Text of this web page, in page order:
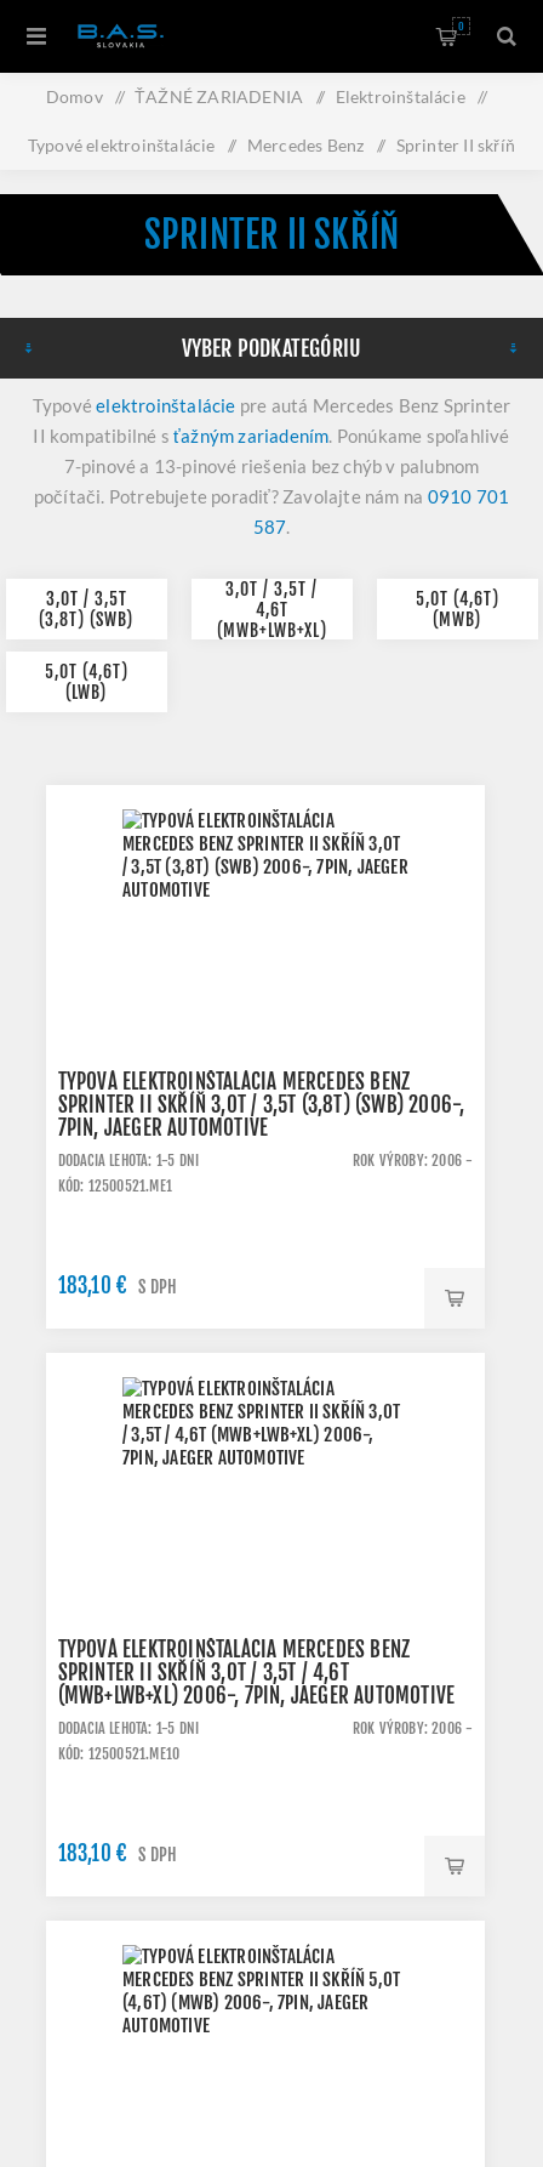
0
Domov / ŤAŽNÉ ZARIADENIA / Elektroinštalácie /
Typové elektroinštalácie / Mercedes Benz / Sprinter II skříň
SPRINTER II SKŘÍŇ
VYBER PODKATEGÓRIU
Typovéelektroinštalácie pre autá Mercedes Benz Sprinter
II kompatibilné s ťažným zariadením. Ponúkame spoľahlivé
7-pinové a 13-pinové riešenia bez chýb v palubnom
počítači. Potrebujete poradiť? Zavolajte nám na 0910 701
587.
3,0T / 3,5T
(3,8T) (SWB)
3,0T / 3,5T /
4,6T
(MWB+LWB+XL)
5,0T (4,6T)
(MWB)
5,0T (4,6T)
(LWB)
TYPOVÁ ELEKTROINŠTALÁCIA MERCEDES BENZ
SPRINTER II SKŘÍŇ 3,0T / 3,5T (3,8T) (SWB) 2006-,
7PIN, JAEGER AUTOMOTIVE
DODACIA LEHOTA: 1-5 DNI
ROK VÝROBY: 2006 -
KÓD: 12500521.ME1
183,10 € S DPH
TYPOVÁ ELEKTROINŠTALÁCIA MERCEDES BENZ
SPRINTER II SKŘÍŇ 3,0T / 3,5T / 4,6T
(MWB+LWB+XL) 2006-, 7PIN, JAEGER AUTOMOTIVE
DODACIA LEHOTA: 1-5 DNI
ROK VÝROBY: 2006 -
KÓD: 12500521.ME10
183,10 € S DPH